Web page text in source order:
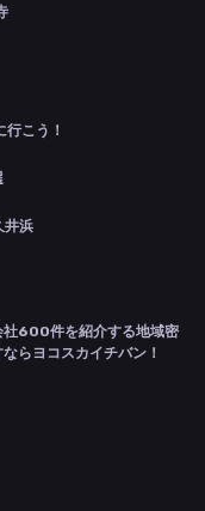
こう！
井浜
社600件を紹介する地域密
らヨコスカイチバン！